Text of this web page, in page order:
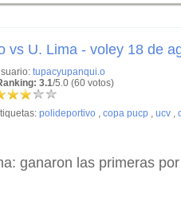
vs U. Lima - voley 18 de
tupacyupanqui.o
3.1/5.0 (60 votos)
polideportivo , copa pucp , ucv ,
ganaron las primeras